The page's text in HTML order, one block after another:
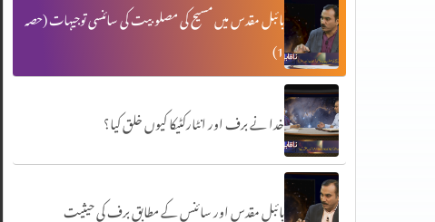
بائبل مقدس میں مسیح کی مصلوبیت کی سائنسی توجیہات (حصہ
1)
خدا نے برف اور انٹارکٹیکا کیوں خلق کیا؟
بائبل مقدس اور سائنس کے مطابق برف کی حیثیت